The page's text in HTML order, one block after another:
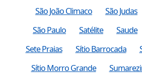
São João Climaco
São Judas
São Paulo
Satélite Saude
Sete Praias
Sítio Barrocada
Sítio Morro Grande